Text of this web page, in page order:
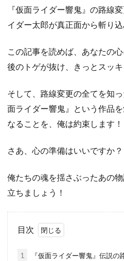
『仮面ライダー響鬼』の路線
イダー太郎が真正面から斬り込
この記事を読めば、あなたの
後のトゲが抜け、きっとスッキ
そして、路線変更の全てを知
面ライダー響鬼』という作品
なることを、俺は約束します！
さあ、心の準備はいいですか？
俺たちの魂を揺さぶったあの
立ちましょう！
目次
1
『仮面ライダー響鬼』伝説の